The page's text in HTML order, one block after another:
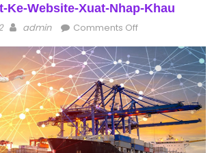
Ke-Website-Xuat-Nhap-Khau
Author
admin Comments Offon luu-y-khi-
website-xuat-
nhap-khau